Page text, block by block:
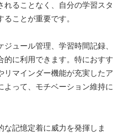
れることなく、自分の学習スタ
ことが重要です。
ジュール管理、学習時間記録、
的に利用できます。特におすす
リマインダー機能が充実したア
よって、モチベーション維持に
な記憶定着に威力を発揮しま